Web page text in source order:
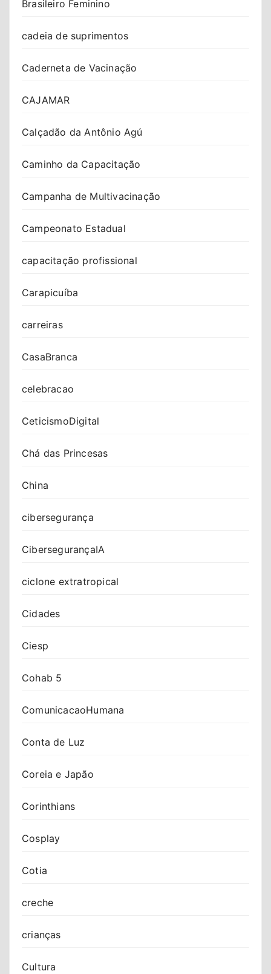
Brasileiro Feminino
cadeia de suprimentos
Caderneta de Vacinação
CAJAMAR
Calçadão da Antônio Agú
Caminho da Capacitação
Campanha de Multivacinação
Campeonato Estadual
capacitação profissional
Carapicuíba
carreiras
CasaBranca
celebracao
CeticismoDigital
Chá das Princesas
China
cibersegurança
CibersegurançaIA
ciclone extratropical
Cidades
Ciesp
Cohab 5
ComunicacaoHumana
Conta de Luz
Coreia e Japão
Corinthians
Cosplay
Cotia
creche
crianças
Cultura